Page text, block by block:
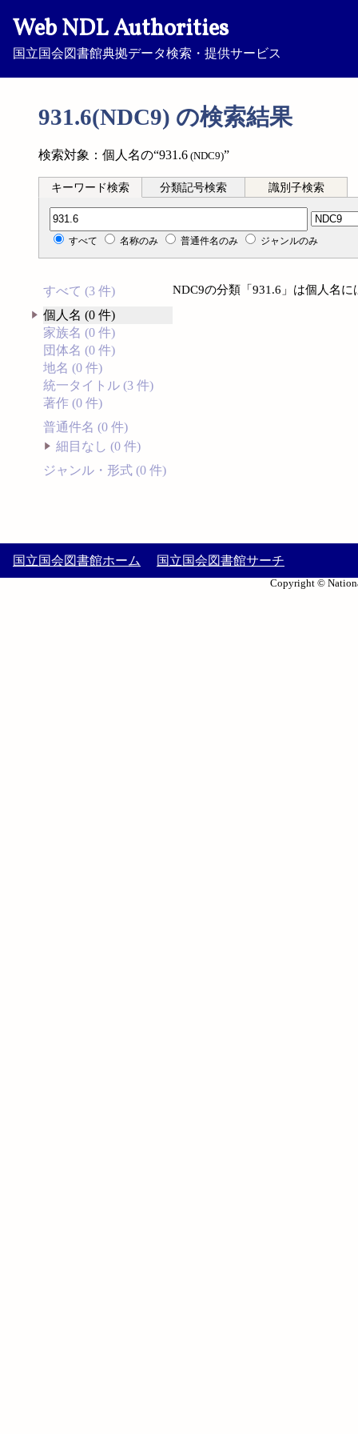
Web NDL Authorities
国立国会図書館典拠データ検索・提供サービス
931.6(NDC9) の検索結果
検索対象：個人名の“931.6 (NDC9)”
キーワード検索 分類記号検索 識別子検索
分類記号検索
すべて 名称のみ 普通件名のみ ジャンルのみ
すべて (3 件)
個人名 (0 件)
家族名 (0 件)
団体名 (0 件)
地名 (0 件)
統一タイトル (3 件)
著作 (0 件)
普通件名 (0 件)
細目なし (0 件)
ジャンル・形式 (0 件)
NDC9の分類「931.6」は個人名
国立国会図書館ホーム 国立国会図書館サーチ
Copyright ©